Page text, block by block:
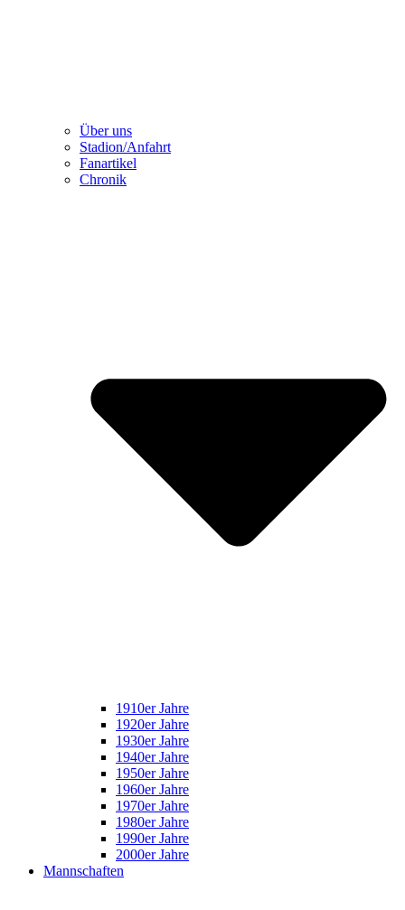
Über uns
Stadion/Anfahrt
Fanartikel
Chronik
1910er Jahre
1920er Jahre
1930er Jahre
1940er Jahre
1950er Jahre
1960er Jahre
1970er Jahre
1980er Jahre
1990er Jahre
2000er Jahre
Mannschaften